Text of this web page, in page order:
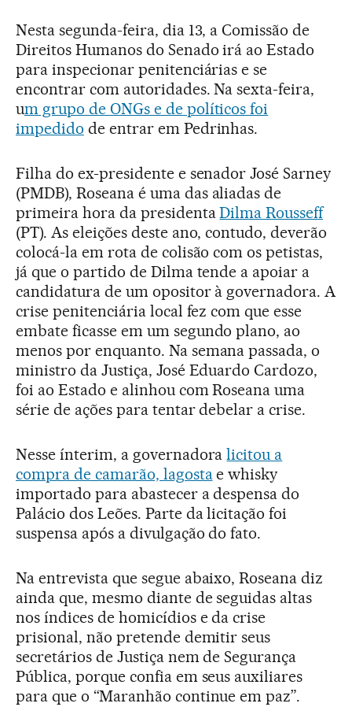
Nesta segunda-feira, dia 13, a Comissão de
Direitos Humanos do Senado irá ao Estado
para inspecionar penitenciárias e se
encontrar com autoridades. Na sexta-feira,
um grupo de ONGs e de políticos foi
impedido de entrar em Pedrinhas.
Filha do ex-presidente e senador José Sarney
(PMDB), Roseana é uma das aliadas de
primeira hora da presidentaDilma Rousseff
(PT). As eleições deste ano, contudo, deverão
colocá-la em rota de colisão com os petistas,
já que o partido de Dilma tende a apoiar a
candidatura de um opositor à governadora. A
crise penitenciária local fez com que esse
embate ficasse em um segundo plano, ao
menos por enquanto. Na semana passada, o
ministro da Justiça, José Eduardo Cardozo,
foi ao Estado e alinhou com Roseana uma
série de ações para tentar debelar a crise.
Nesse ínterim, a governadoralicitou a
compra de camarão, lagostae whisky
importado para abastecer a despensa do
Palácio dos Leões. Parte da licitação foi
suspensa após a divulgação do fato.
Na entrevista que segue abaixo, Roseana diz
ainda que, mesmo diante de seguidas altas
nos índices de homicídios e da crise
prisional, não pretende demitir seus
secretários de Justiça nem de Segurança
Pública, porque confia em seus auxiliares
para que o “Maranhão continue em paz”.